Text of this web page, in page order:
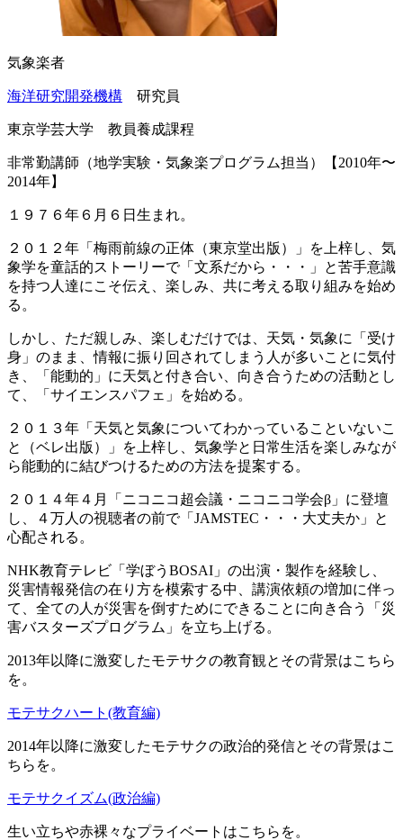
気象楽者
海洋研究開発機構 研究員
東京学芸大学 教員養成課程
非常勤講師（地学実験・気象楽プログラム担当）【2010年〜
2014年】
１９７６年６月６日生まれ。
２０１２年「梅雨前線の正体（東京堂出版）」を上梓し、気
象学を童話的ストーリーで「文系だから・・・」と苦手意識
を持つ人達にこそ伝え、楽しみ、共に考える取り組みを始め
る。
しかし、ただ親しみ、楽しむだけでは、天気・気象に「受け
身」のまま、情報に振り回されてしまう人が多いことに気付
き、「能動的」に天気と付き合い、向き合うための活動とし
て、「サイエンスパフェ」を始める。
２０１３年「天気と気象についてわかっていることいないこ
と（ベレ出版）」を上梓し、気象学と日常生活を楽しみなが
ら能動的に結びつけるための方法を提案する。
２０１４年４月「ニコニコ超会議・ニコニコ学会β」に登壇
し、４万人の視聴者の前で「JAMSTEC・・・大丈夫か」と
心配される。
NHK教育テレビ「学ぼうBOSAI」の出演・製作を経験し、
災害情報発信の在り方を模索する中、講演依頼の増加に伴っ
て、全ての人が災害を倒すためにできることに向き合う「災
害バスターズプログラム」を立ち上げる。
2013年以降に激変したモテサクの教育観とその背景はこちら
を。
モテサクハート(教育編)
2014年以降に激変したモテサクの政治的発信とその背景はこ
ちらを。
モテサクイズム(政治編)
生い立ちや赤裸々なプライベートはこちらを。